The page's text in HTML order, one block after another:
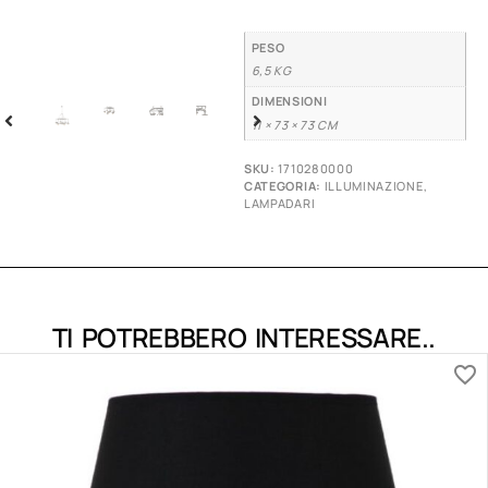
PESO
6,5 KG
DIMENSIONI
11 × 73 × 73 CM
SKU:1710280000
CATEGORIA: ILLUMINAZIONE,
LAMPADARI
TI POTREBBERO INTERESSARE..